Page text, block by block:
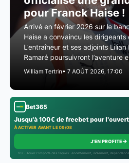
pour Franck Haise !
Arrivé en février 2026 sur le
Haise a convaincu les dirigeants
L’entraîneur et ses adjoints
Ramaré poursuivront l’aventure
William Tertrin• 7 AOÛT 2026, 17:00
Bet365
Jusqu'à 100€ de freebet pour
À ACTIVER AVANT LE 09/08
J'EN PROFITE→
18+ · Jouer comporte des risques : endettement, isolement,